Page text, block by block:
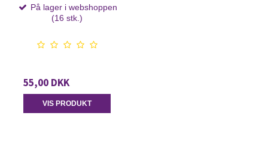
På lager i webshoppen
(16 stk.)
55,00 DKK
VIS PRODUKT